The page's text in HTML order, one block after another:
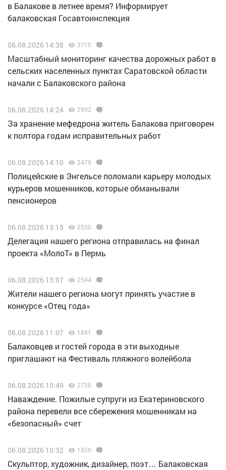
в Балакове в летнее время? Информирует
балаковская Госавтоинспекция
06.08.2026 14:38 3710
Масштабный мониторинг качества дорожных работ в
сельских населенных пунктах Саратовской области
начали с Балаковского района
06.08.2026 14:24 2992
За хранение мефедрона житель Балакова приговорен
к полтора годам исправительных работ
06.08.2026 14:10 2479
Полицейские в Энгельсе поломали карьеру молодых
курьеров мошенников, которые обманывали
пенсионеров
06.08.2026 13:15 2530
Делегация нашего региона отправилась на финал
проекта «МолоТ» в Пермь
06.08.2026 13:07 2544
Жители нашего региона могут принять участие в
конкурсе «Отец года»
06.08.2026 11:07 1841
Балаковцев и гостей города в эти выходные
приглашают на Фестиваль пляжного волейбола
06.08.2026 10:49 2738
Наваждение. Пожилые супруги из Екатериновского
района перевели все сбережения мошенникам на
«безопасный» счет
06.08.2026 10:32 1820
Скульптор, художник, дизайнер, поэт… Балаковская